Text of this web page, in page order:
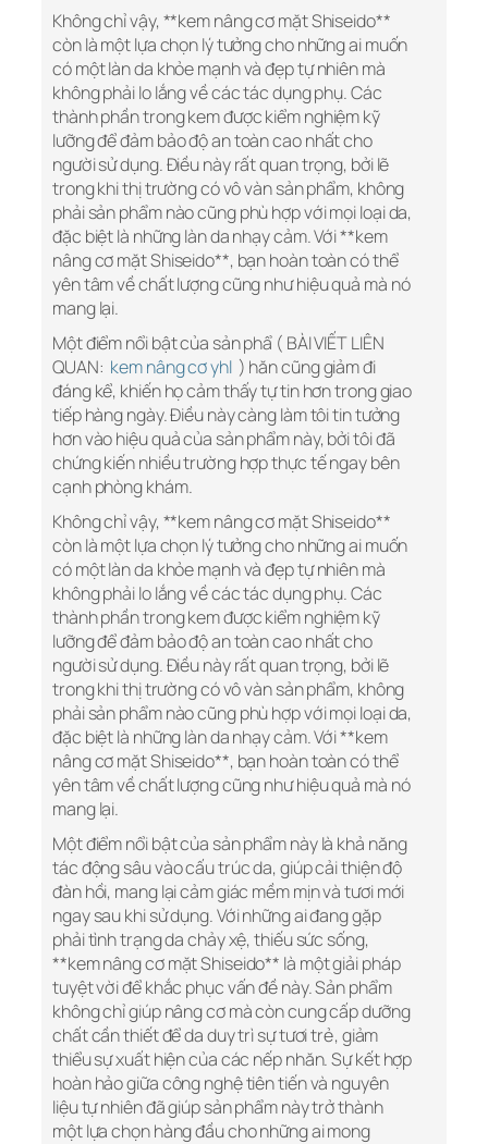
Không chỉ vậy, **kem nâng cơ mặt Shiseido**
còn là một lựa chọn lý tưởng cho những ai muốn
có một làn da khỏe mạnh và đẹp tự nhiên mà
không phải lo lắng về các tác dụng phụ. Các
thành phần trong kem được kiểm nghiệm kỹ
lưỡng để đảm bảo độ an toàn cao nhất cho
người sử dụng. Điều này rất quan trọng, bởi lẽ
trong khi thị trường có vô vàn sản phẩm, không
phải sản phẩm nào cũng phù hợp với mọi loại da,
đặc biệt là những làn da nhạy cảm. Với **kem
nâng cơ mặt Shiseido**, bạn hoàn toàn có thể
yên tâm về chất lượng cũng như hiệu quả mà nó
mang lại.
Một điểm nổi bật của sản phẩ ( BÀI VIẾT LIÊN
QUAN: kem nâng cơ yhl) hăn cũng giảm đi
đáng kể, khiến họ cảm thấy tự tin hơn trong giao
tiếp hàng ngày. Điều này càng làm tôi tin tưởng
hơn vào hiệu quả của sản phẩm này, bởi tôi đã
chứng kiến nhiều trường hợp thực tế ngay bên
cạnh phòng khám.
Không chỉ vậy, **kem nâng cơ mặt Shiseido**
còn là một lựa chọn lý tưởng cho những ai muốn
có một làn da khỏe mạnh và đẹp tự nhiên mà
không phải lo lắng về các tác dụng phụ. Các
thành phần trong kem được kiểm nghiệm kỹ
lưỡng để đảm bảo độ an toàn cao nhất cho
người sử dụng. Điều này rất quan trọng, bởi lẽ
trong khi thị trường có vô vàn sản phẩm, không
phải sản phẩm nào cũng phù hợp với mọi loại da,
đặc biệt là những làn da nhạy cảm. Với **kem
nâng cơ mặt Shiseido**, bạn hoàn toàn có thể
yên tâm về chất lượng cũng như hiệu quả mà nó
mang lại.
Một điểm nổi bật của sản phẩm này là khả năng
tác động sâu vào cấu trúc da, giúp cải thiện độ
đàn hồi, mang lại cảm giác mềm mịn và tươi mới
ngay sau khi sử dụng. Với những ai đang gặp
phải tình trạng da chảy xệ, thiếu sức sống,
**kem nâng cơ mặt Shiseido** là một giải pháp
tuyệt vời để khắc phục vấn đề này. Sản phẩm
không chỉ giúp nâng cơ mà còn cung cấp dưỡng
chất cần thiết để da duy trì sự tươi trẻ, giảm
thiểu sự xuất hiện của các nếp nhăn. Sự kết hợp
hoàn hảo giữa công nghệ tiên tiến và nguyên
liệu tự nhiên đã giúp sản phẩm này trở thành
một lựa chọn hàng đầu cho những ai mong